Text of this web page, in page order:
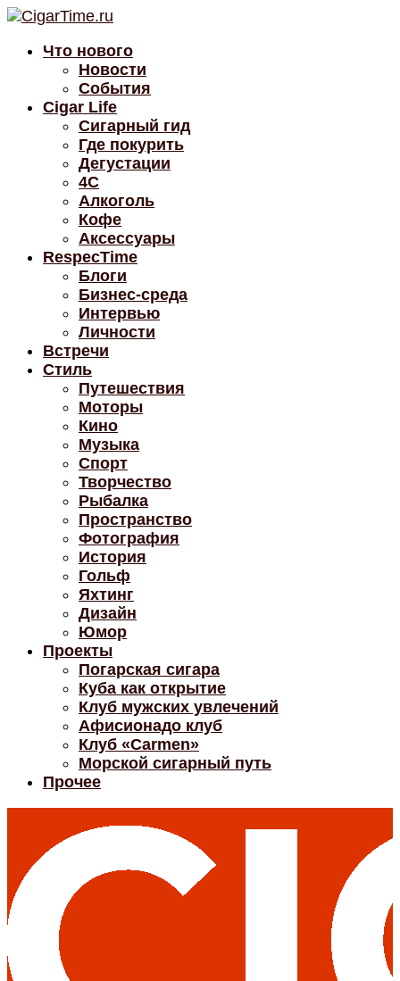
Что нового
Новости
События
Cigar Life
Сигарный гид
Где покурить
Дегустации
4C
Алкоголь
Кофе
Аксессуары
RespecTime
Блоги
Бизнес-среда
Интервью
Личности
Встречи
Стиль
Путешествия
Моторы
Кино
Музыка
Спорт
Творчество
Рыбалка
Пространство
Фотография
История
Гольф
Яхтинг
Дизайн
Юмор
Проекты
Погарская сигара
Куба как открытие
Клуб мужских увлечений
Афисионадо клуб
Клуб «Carmen»
Морской сигарный путь
Прочее